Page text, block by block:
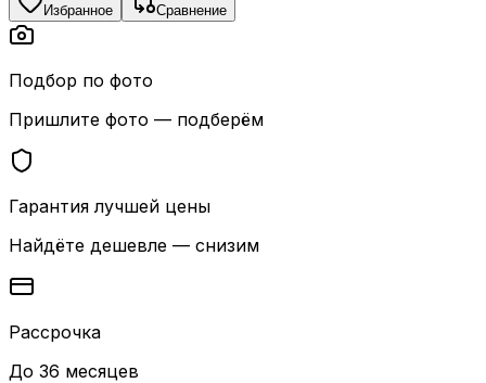
Избранное Сравнение
Подбор по фото
Пришлите фото — подберём
Гарантия лучшей цены
Найдёте дешевле — снизим
Рассрочка
До 36 месяцев